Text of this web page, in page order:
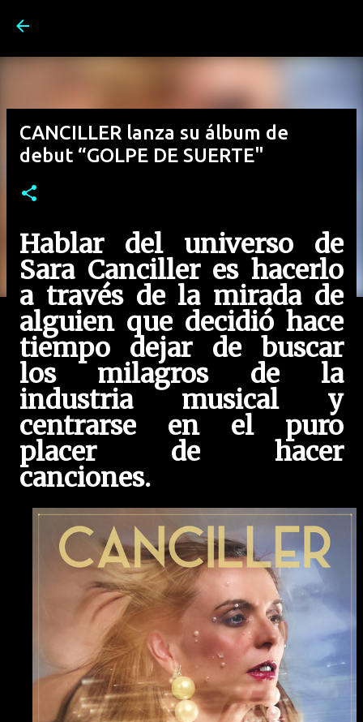
CANCILLER lanza su álbum de
debut “GOLPE DE SUERTE"
Hablar del universo de
Sara Canciller es hacerlo
a través de la mirada de
alguien que decidió hace
tiempo dejar de buscar
los milagros de la
industria musical y
centrarse en el puro
placer de hacer
canciones.